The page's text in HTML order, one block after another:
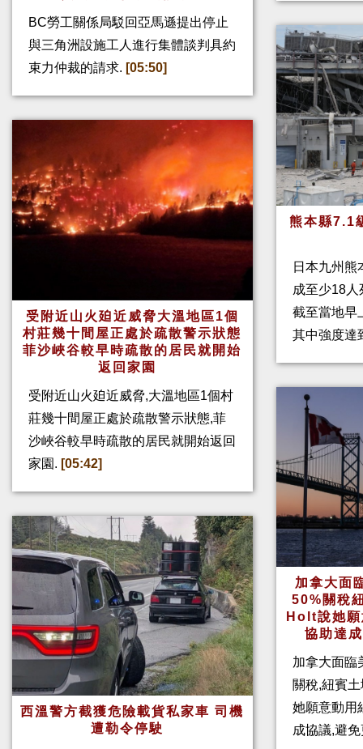
BC勞工關係局駁回亞馬遜提出停止
與三角洲設施工人進行集體談判具約
束力仲裁的請求. [05:50]
受附近山火廹近威脅大溫地區1個
村莊幾十間屋正處於疏散警示狀態
菲沙峽谷較早時疏散的居民就開始
返回家園
受附近山火廹近威脅,大溫地區1個村
莊幾十間屋正處於疏散警示狀態,菲
沙峽谷較早時疏散的居民就開始返回
家園. [05:42]
西溫警方截獲危險載貨私家車 司機
遭勒令停駛
熊本縣7.1
日本九州熊
成至少18
截至當地早
其中強度達
加拿大面
50%關稅
Holt說她
協助達
加拿大面臨
關稅,紐賓
她願意動用
成協議,避